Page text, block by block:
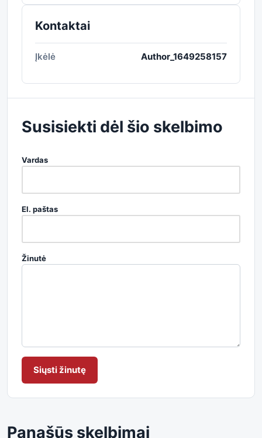
Kontaktai
Įkėlė Author_1649258157
Susisiekti dėl šio skelbimo
Vardas
El. paštas
Žinutė
Siųsti žinutę
Panašūs skelbimai